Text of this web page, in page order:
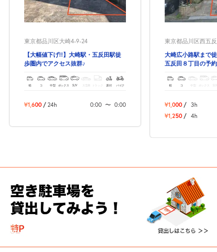
東京都品川区大崎4-9-24
【大幅値下げ!!】大崎駅・五反田駅徒
歩圏内でアクセス抜群♪
軽 コ 中型 ボックス SUV 大型車 トラック 原付 バイク
¥1,600 / 24h 0:00 〜 0:00
東京都品川区西五
大崎広小路駅まで
五反田８丁目の予
軽 コ 中型 ボックス
¥1,000 / 3h
¥1,250 / 4h
貸出
売上GET！ カンタン